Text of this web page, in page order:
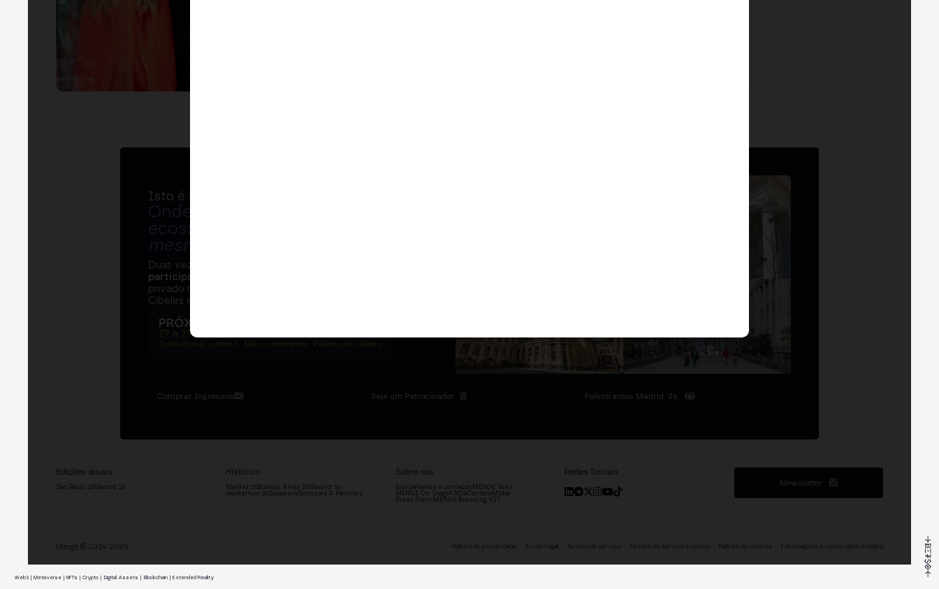
Isto é MERGE
Onde bancos, reguladores e o
ecossistema cripto se sentam na
mesma mesa
Duas vezes por ano, o MERGE reúne
participantes
privado na Bolsa de Madrid, dois dias no Palácio de
Cibeles e o networking que move o setor.
PRÓXIMA EDIÇÃO → MADRID
27 a 29 de outubro de 2026
Institutional summit · Main conference · Palacio de Cibeles
Comprar Ingressos Seja um Patrocinador Palestrantes Madrid '26
Edições atuais
São Paulo '26 Madrid '26
Histórico
Madrid '25Buenos Aires '25Madrid '24
Hackathon '26 SpeakersSponsors & Partners
Sobre nós
EquipeTemas e conteúdoMERGE Talks
MERGE On StageFAQsContatoMídia
Press Room MERGE Branding KIT
Redes Sociais
Newsletter
Merge © 2024-2026 Política de privacidade Aviso Legal Termos de serviço Termos de serviço Eventos Política de cookies Informações e riscos identificados
Web3 | Metaverse | NFTs | Crypto | Digital Assets | Blockchain | Extended Reality